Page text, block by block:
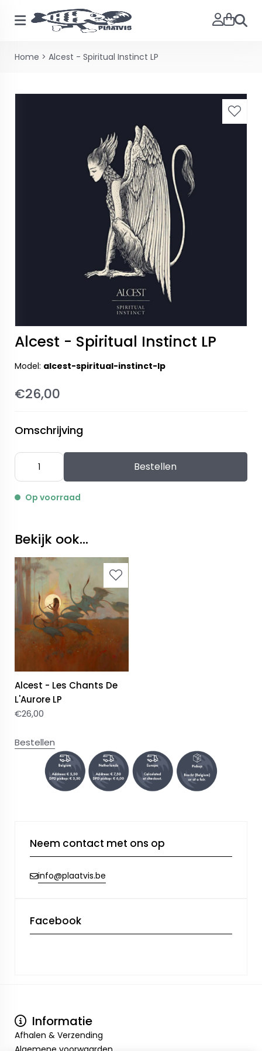
Home > Alcest - Spiritual Instinct LP
Alcest - Spiritual Instinct LP
Model: alcest-spiritual-instinct-lp
€26,00
Omschrijving
Bestellen
Op voorraad
Bekijk ook...
Alcest - Les Chants De
L'Aurore LP
€26,00
Bestellen
Neem contact met ons op
info@plaatvis.be
Facebook
Informatie
Afhalen & Verzending